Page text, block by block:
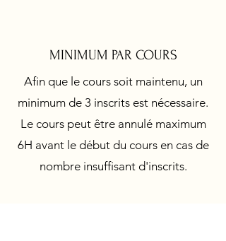
MINIMUM PAR COURS
Afin que le cours soit maintenu, un
minimum de 3 inscrits est nécessaire.
Le cours peut être annulé maximum
6H avant le début du cours en cas de
nombre insuffisant d'inscrits.